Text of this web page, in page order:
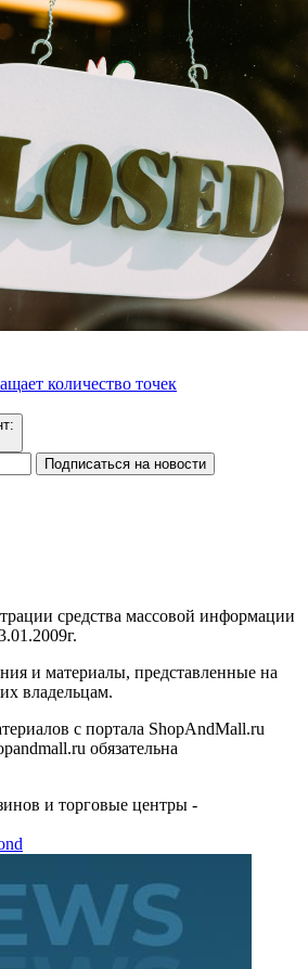
количество точек
Подписаться на новости
средства массовой информации
и материалы, представленные на
владельцам.
с портала ShopAndMall.ru
обязательна
и торговые центры -